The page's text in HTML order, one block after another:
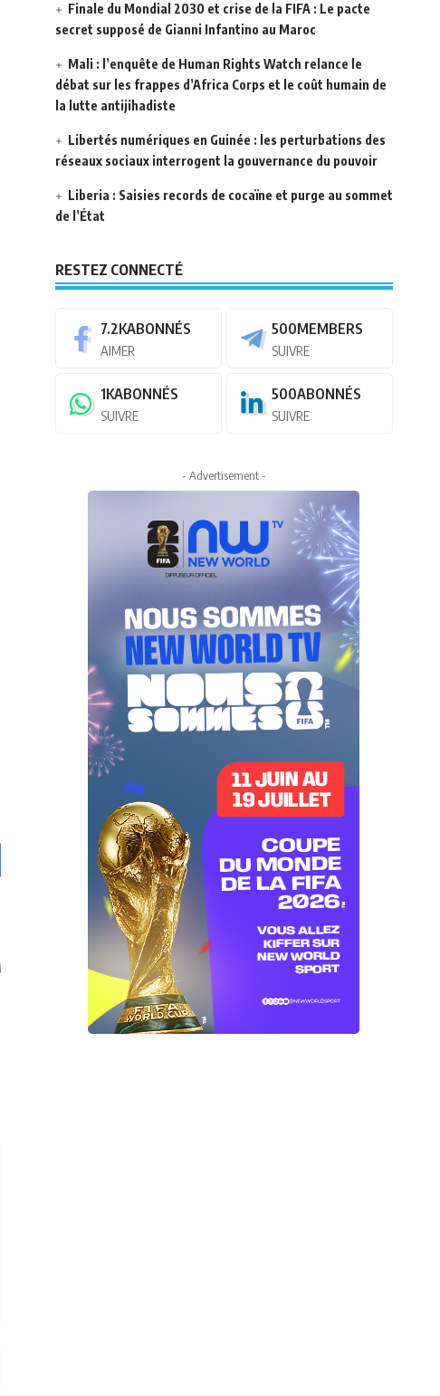
Finale du Mondial 2030 et crise de la FIFA : Le pacte
secret supposé de Gianni Infantino au Maroc
Mali : l’enquête de Human Rights Watch relance le
débat sur les frappes d’Africa Corps et le coût humain de
la lutte antijihadiste
Libertés numériques en Guinée : les perturbations des
réseaux sociaux interrogent la gouvernance du pouvoir
Liberia : Saisies records de cocaïne et purge au sommet
de l’État
RESTEZ CONNECTÉ
7.2KABONNÉS
AIMER
500MEMBERS
SUIVRE
1KABONNÉS
SUIVRE
500ABONNÉS
SUIVRE
- Advertisement -